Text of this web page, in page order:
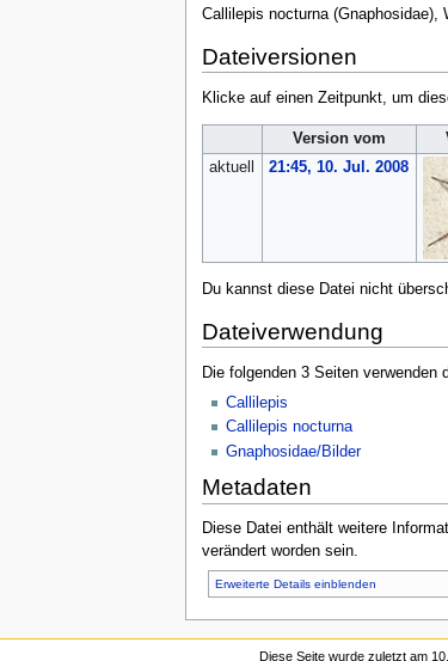
Callilepis nocturna (Gnaphosidae),
Dateiversionen
Klicke auf einen Zeitpunkt, um
Version vom
aktuell
21:45, 10. Jul. 2008
Du kannst diese Datei nicht
Dateiverwendung
Die folgenden 3 Seiten verwenden
Callilepis
Callilepis nocturna
Gnaphosidae/Bilder
Metadaten
Diese Datei enthält weitere
verändert worden sein.
Erweiterte Details einblenden
Diese Seite wurde zuletzt am